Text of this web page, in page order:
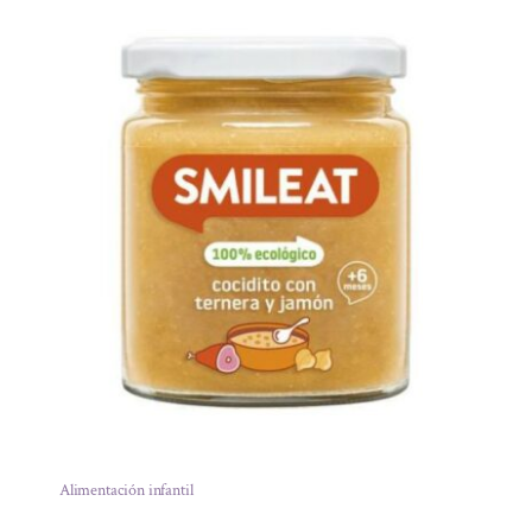
Alimentación infantil